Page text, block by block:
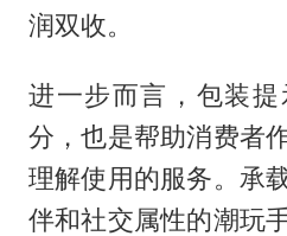
润双收。
进一步而言，包装
分，也是帮助消费者
理解使用的服务。承
伴和社交属性的潮玩